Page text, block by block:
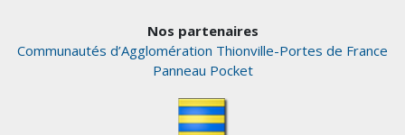
Nos partenaires
Communautés d’Agglomération Thionville-Portes de France
Panneau Pocket